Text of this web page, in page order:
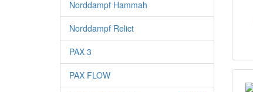
Norddampf Hammah
Norddampf Relict
PAX 3
PAX FLOW